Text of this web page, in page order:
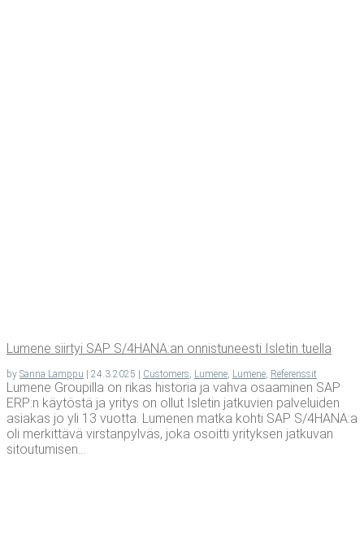
Lume­ne siir­tyi SAP S/4HANA:an onnis­tu­nees­ti Isle­tin tuella
by Sanna Lamppu | 24.3.2025 | Customers Lumene Lumene Referenssit
Lumene Groupilla on rikas historia ja vahva osaaminen SAP
ERP:n käytöstä ja yritys on ollut Isletin jatkuvien palveluiden
asiakas jo yli 13 vuotta. Lumenen matka kohti SAP S/4HANA:a
oli merkittävä virstanpylväs, joka osoitti yrityksen jatkuvan
sitoutumisen...